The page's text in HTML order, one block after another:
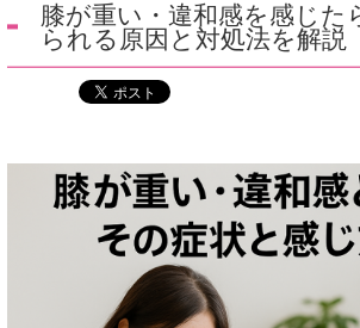
膝が重い・違和感を感じた
られる原因と対処法を解説